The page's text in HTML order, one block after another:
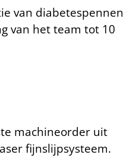
van diabetespennen
van het team tot 10
machineorder uit
fijnslijpsysteem.